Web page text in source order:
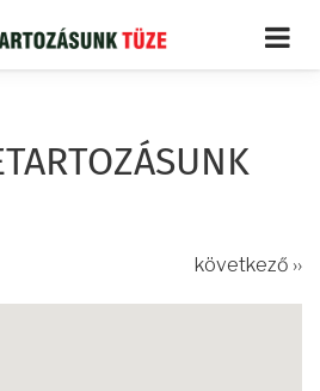
következő ››